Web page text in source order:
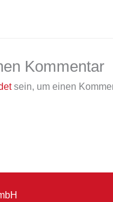
Kommentar
sein, um einen